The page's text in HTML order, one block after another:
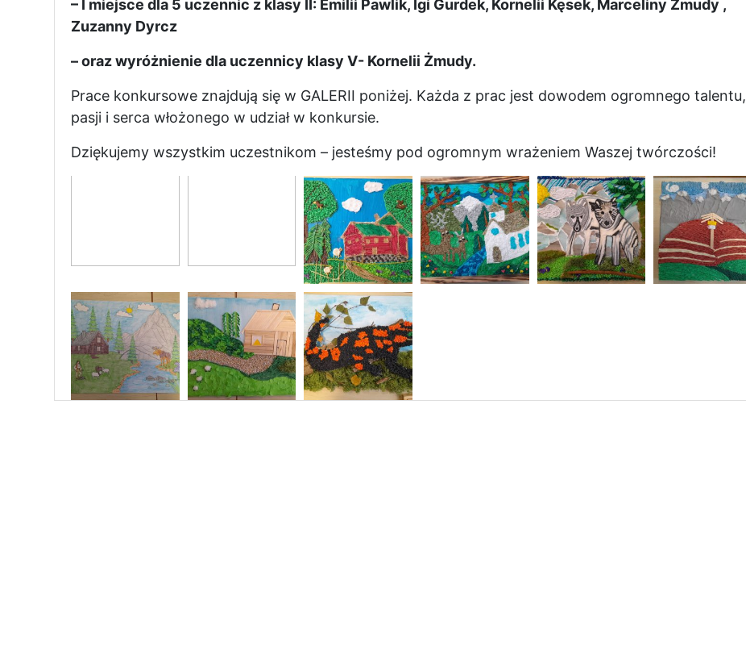
– I miejsce dla 5 uczennic z klasy II: Emilii Pawlik, Igi Gurdek, Kornelii Kęsek, Marceliny Żmudy ,
Zuzanny Dyrcz
– oraz wyróżnienie dla uczennicy klasy V- Kornelii Żmudy.
Prace konkursowe znajdują się w GALERII poniżej. Każda z prac jest dowodem ogromnego talentu,
pasji i serca włożonego w udział w konkursie.
Dziękujemy wszystkim uczestnikom – jesteśmy pod ogromnym wrażeniem Waszej twórczości!